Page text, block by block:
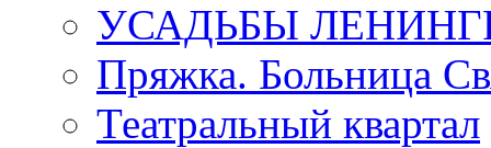
УСАДЬБЫ
Пряжка. Больница
Театральный квартал